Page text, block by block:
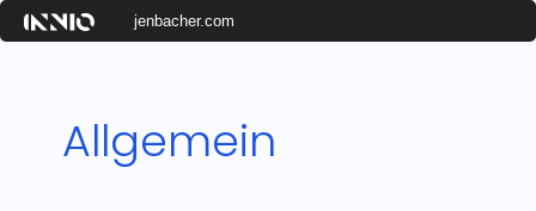
Skip
to
jenbacher.com
Allgemein